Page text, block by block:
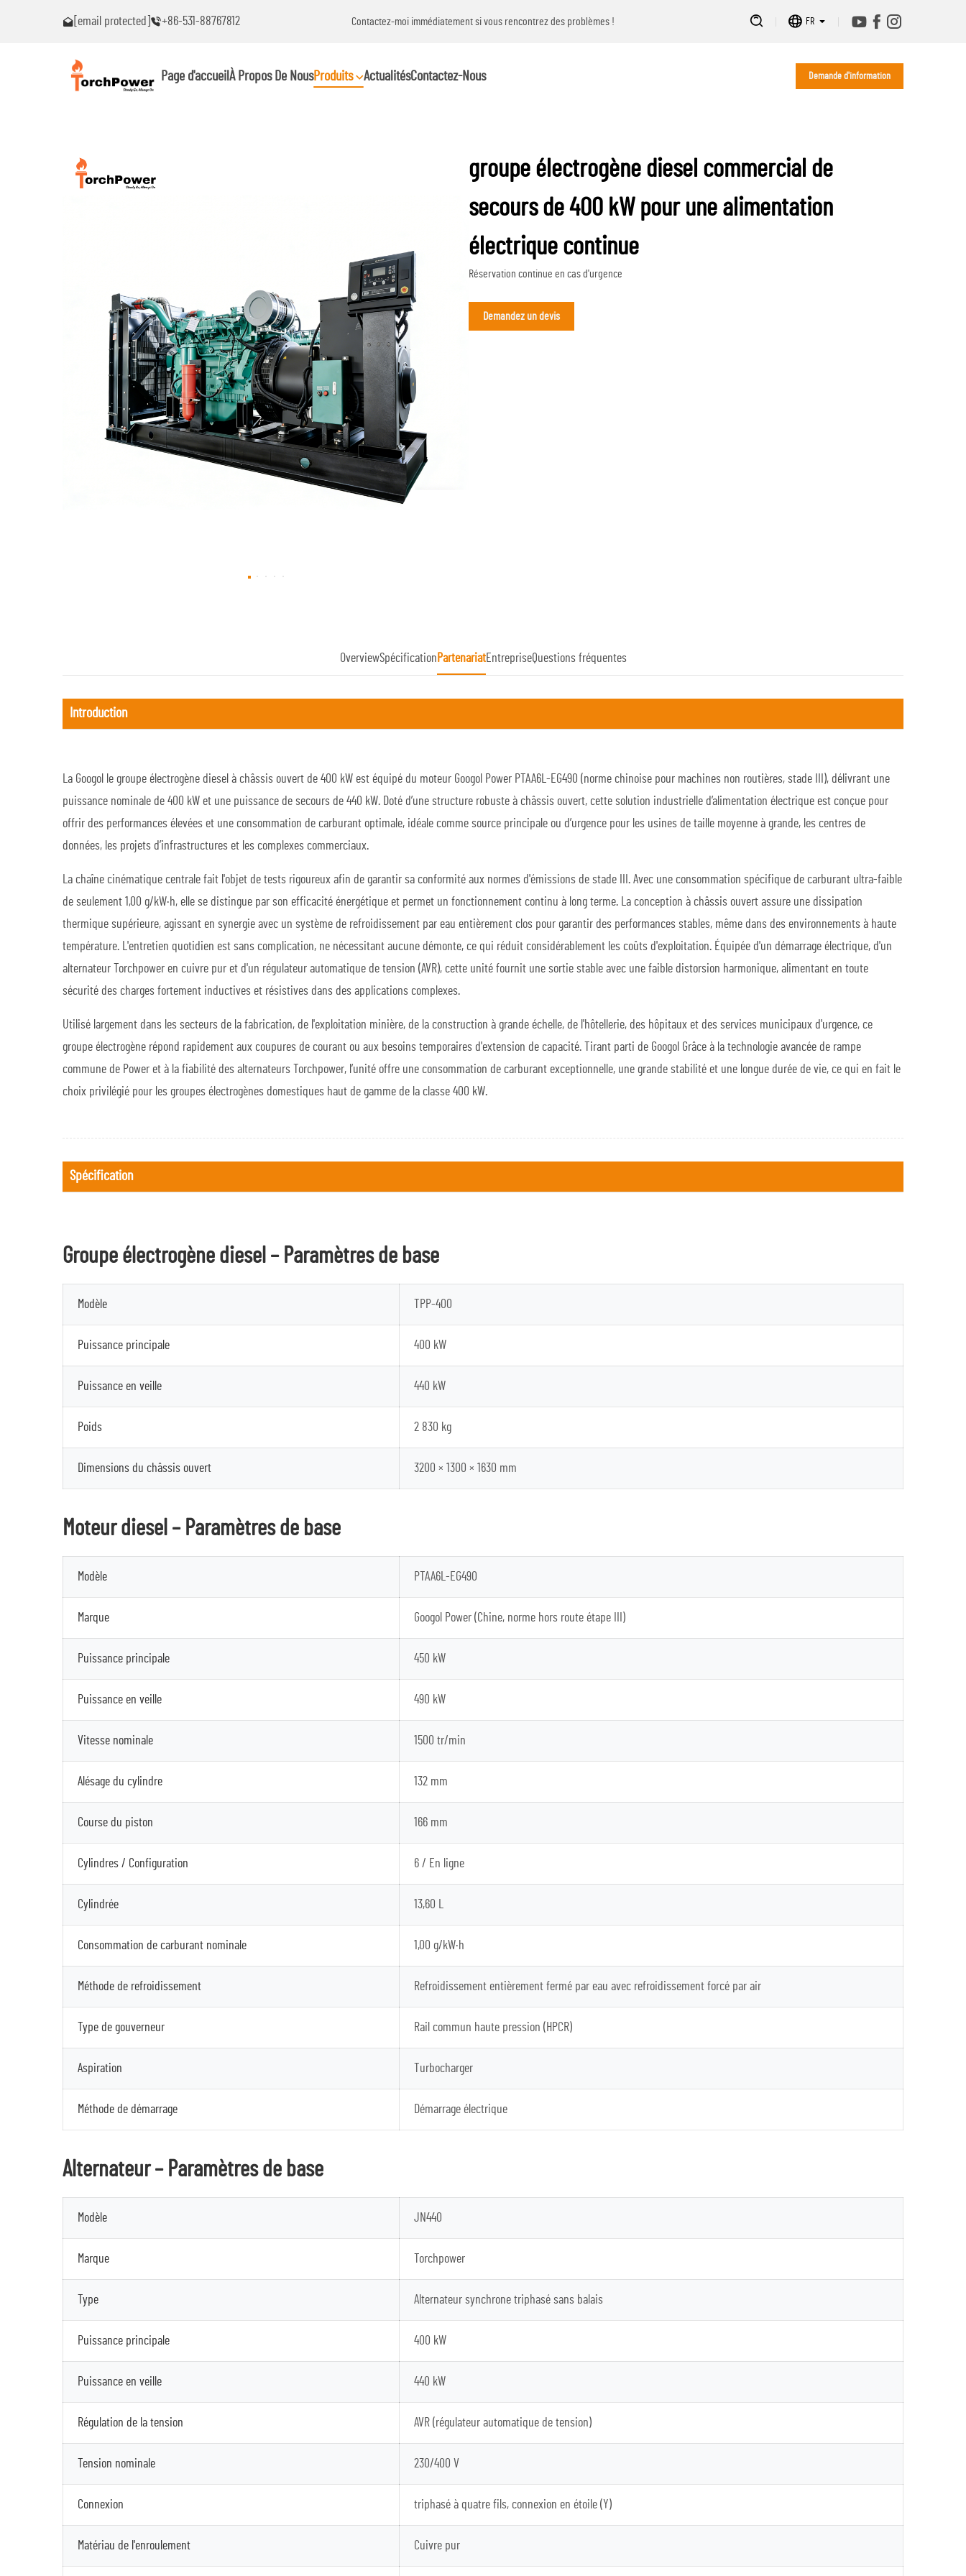
[email protected] +86-531-88767812
Contactez-moi immédiatement si vous rencontrez des problèmes ! Contactez-moi immédiatement si vous rencontrez des problèmes ! FR
Page d'accueil À Propos De NousProduits ActualitésContactez-Nous Demande d'information
groupe électrogène diesel commercial de
secours de 400 kW pour une alimentation
électrique continue
Réservation continue en cas d'urgence
Demandez un devis
OverviewSpécification PartenariatEntrepriseQuestions fréquentes
Introduction
La Googol le groupe électrogène diesel à châssis ouvert de 400 kW est équipé du moteur Googol Power PTAA6L-EG490 (norme chinoise pour machines non routières, stade III), délivrant une
puissance nominale de 400 kW et une puissance de secours de 440 kW. Doté d’une structure robuste à châssis ouvert, cette solution industrielle d’alimentation électrique est conçue pour
offrir des performances élevées et une consommation de carburant optimale, idéale comme source principale ou d’urgence pour les usines de taille moyenne à grande, les centres de
données, les projets d’infrastructures et les complexes commerciaux.
La chaîne cinématique centrale fait l'objet de tests rigoureux afin de garantir sa conformité aux normes d'émissions de stade III. Avec une consommation spécifique de carburant ultra-faible
de seulement 1,00 g/kW·h, elle se distingue par son efficacité énergétique et permet un fonctionnement continu à long terme. La conception à châssis ouvert assure une dissipation
thermique supérieure, agissant en synergie avec un système de refroidissement par eau entièrement clos pour garantir des performances stables, même dans des environnements à haute
température. L'entretien quotidien est sans complication, ne nécessitant aucune démonte, ce qui réduit considérablement les coûts d'exploitation. Équipée d'un démarrage électrique, d'un
alternateur Torchpower en cuivre pur et d'un régulateur automatique de tension (AVR), cette unité fournit une sortie stable avec une faible distorsion harmonique, alimentant en toute
sécurité des charges fortement inductives et résistives dans des applications complexes.
Utilisé largement dans les secteurs de la fabrication, de l'exploitation minière, de la construction à grande échelle, de l'hôtellerie, des hôpitaux et des services municipaux d'urgence, ce
groupe électrogène répond rapidement aux coupures de courant ou aux besoins temporaires d'extension de capacité. Tirant parti de Googol Grâce à la technologie avancée de rampe
commune de Power et à la fiabilité des alternateurs Torchpower, l’unité offre une consommation de carburant exceptionnelle, une grande stabilité et une longue durée de vie, ce qui en fait le
choix privilégié pour les groupes électrogènes domestiques haut de gamme de la classe 400 kW.
Spécification
Groupe électrogène diesel – Paramètres de base
Modèle TPP-400
Puissance principale 400 kW
Puissance en veille 440 kW
Poids 2 830 kg
Dimensions du châssis ouvert 3200 × 1300 × 1630 mm
Moteur diesel – Paramètres de base
Modèle PTAA6L-EG490
Marque Googol Power (Chine, norme hors route étape III)
Puissance principale 450 kW
Puissance en veille 490 kW
Vitesse nominale 1500 tr/min
Alésage du cylindre 132 mm
Course du piston 166 mm
Cylindres / Configuration 6 / En ligne
Cylindrée 13,60 L
Consommation de carburant nominale 1,00 g/kW·h
Méthode de refroidissement Refroidissement entièrement fermé par eau avec refroidissement forcé par air
Type de gouverneur Rail commun haute pression (HPCR)
Aspiration Turbocharger
Méthode de démarrage Démarrage électrique
Alternateur – Paramètres de base
Modèle JN440
Marque Torchpower
Type Alternateur synchrone triphasé sans balais
Puissance principale 400 kW
Puissance en veille 440 kW
Régulation de la tension AVR (régulateur automatique de tension)
Tension nominale 230/400 V
Connexion triphasé à quatre fils, connexion en étoile (Y)
Matériau de l'enroulement Cuivre pur